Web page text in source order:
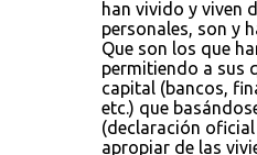
han vivido y viven
personales, son y
Que son los que
permitiendo a sus
capital (bancos,
etc.) que
(declaración oficial
apropiar de las